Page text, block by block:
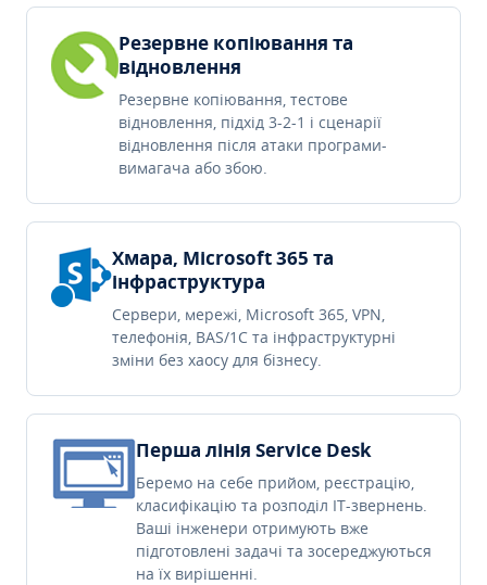
Резервне копіювання та
відновлення
Резервне копіювання, тестове
відновлення, підхід 3-2-1 і сценарії
відновлення після атаки програми-
вимагача або збою.
Хмара, Microsoft 365 та
інфраструктура
Сервери, мережі, Microsoft 365, VPN,
телефонія, BAS/1C та інфраструктурні
зміни без хаосу для бізнесу.
Перша лінія Service Desk
Беремо на себе прийом, реєстрацію,
класифікацію та розподіл IT-звернень.
Ваші інженери отримують вже
підготовлені задачі та зосереджуються
на їх вирішенні.